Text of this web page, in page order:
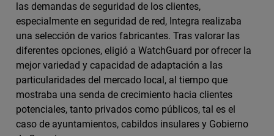
las demandas de seguridad de los clientes,
especialmente en seguridad de red, Integra realizaba
una selección de varios fabricantes. Tras valorar las
diferentes opciones, eligió a WatchGuard por ofrecer la
mejor variedad y capacidad de adaptación a las
particularidades del mercado local, al tiempo que
mostraba una senda de crecimiento hacia clientes
potenciales, tanto privados como públicos, tal es el
caso de ayuntamientos, cabildos insulares y Gobierno